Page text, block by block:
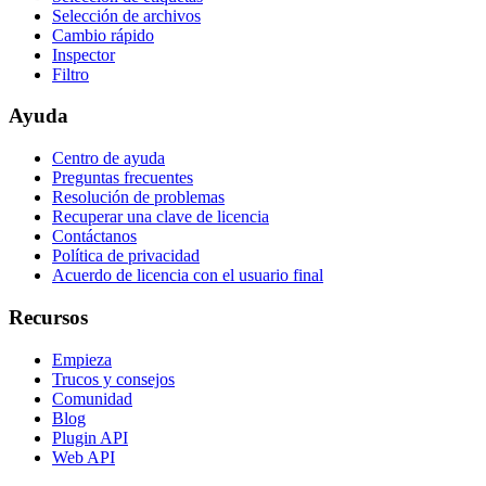
Selección de archivos
Cambio rápido
Inspector
Filtro
Ayuda
Centro de ayuda
Preguntas frecuentes
Resolución de problemas
Recuperar una clave de licencia
Contáctanos
Política de privacidad
Acuerdo de licencia con el usuario final
Recursos
Empieza
Trucos y consejos
Comunidad
Blog
Plugin API
Web API